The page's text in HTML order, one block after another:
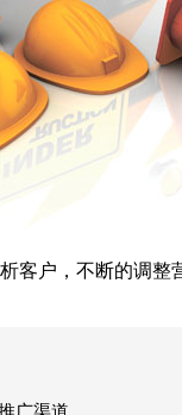
户，不断的调整
广渠道。